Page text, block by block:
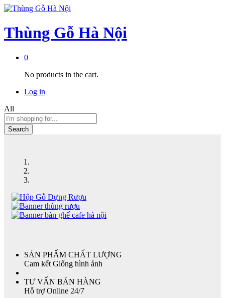
Thùng Gỗ Hà Nội
0
No products in the cart.
Log in
All
Search
SẢN PHẨM CHẤT LƯỢNG
Cam kết Giống hình ảnh
TƯ VẤN BÁN HÀNG
Hỗ trợ Online 24/7